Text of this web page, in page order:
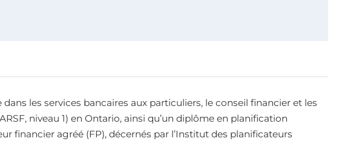
les services bancaires aux particuliers, le conseil financier et les
niveau 1) en Ontario, ainsi qu’un diplôme en planification
financier agréé (FP), décernés par l’Institut des planificateurs